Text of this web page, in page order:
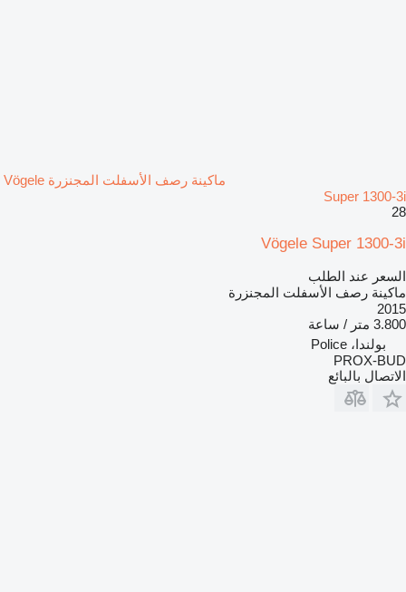
ماكينة رصف الأسفلت المجنزرة Vögele
Super 1300-3i
28
Vögele Super 1300-3i
السعر عند الطلب
ماكينة رصف الأسفلت المجنزرة
2015
3.800 متر / ساعة
بولندا، Police
PROX-BUD
الاتصال بالبائع